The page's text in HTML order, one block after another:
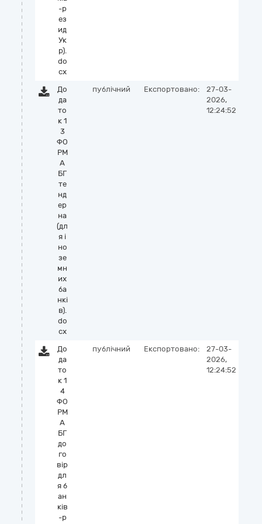
-р
ез
ид
Ук
р).
do
cx
До
да
то
к 1
3
ФО
РМ
А
БГ
те
нд
ер
на
(дл
я і
но
зе
мн
их
ба
нкі
в).
do
cx
публічний Експортовано:
27-03-
2026,
12:24:52
До
да
то
к 1
4
ФО
РМ
А
БГ
до
го
вір
дл
я б
ан
ків
-р
публічний Експортовано:
27-03-
2026,
12:24:52